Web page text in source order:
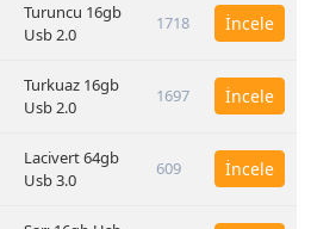
Turuncu 16gb
Usb 2.0
1718 İncele
Turkuaz 16gb
Usb 2.0
1697 İncele
Lacivert 64gb
Usb 3.0
609 İncele